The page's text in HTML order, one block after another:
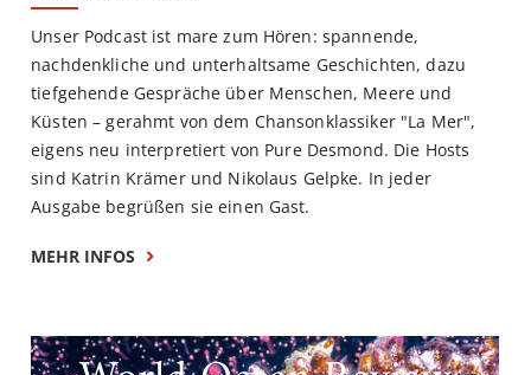
Unser Podcast ist mare zum Hören: spannende,
nachdenkliche und unterhaltsame Geschichten, dazu
tiefgehende Gespräche über Menschen, Meere und
Küsten – gerahmt von dem Chansonklassiker "La Mer",
eigens neu interpretiert von Pure Desmond. Die Hosts
sind Katrin Krämer und Nikolaus Gelpke. In jeder
Ausgabe begrüßen sie einen Gast.
MEHR INFOS